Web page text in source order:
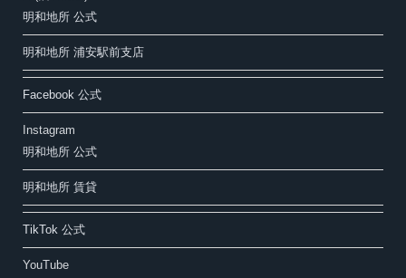
明和地所 公式
明和地所 浦安駅前支店
Facebook 公式
Instagram
明和地所 公式
明和地所 賃貸
TikTok 公式
YouTube